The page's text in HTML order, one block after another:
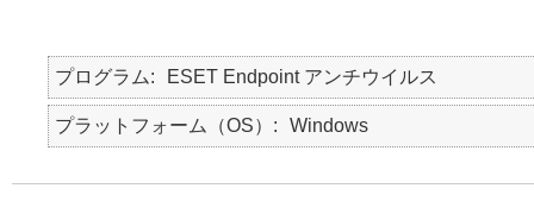
プログラム ESET Endpoint アンチウイルス
プラットフォーム（OS） Windows